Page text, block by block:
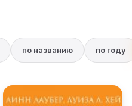
по названию по году